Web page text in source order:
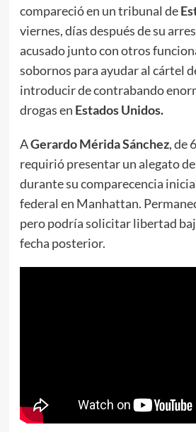
compareció en un tribunal de
viernes, días después de su
acusado junto con otros
sobornos para ayudar al cártel
introducir de contrabando
drogas en Estados Unidos.
AGerardo Mérida Sánchez, de
requirió presentar un alegato
durante su comparecencia
federal en Manhattan.
pero podría solicitar libertad
fecha posterior.